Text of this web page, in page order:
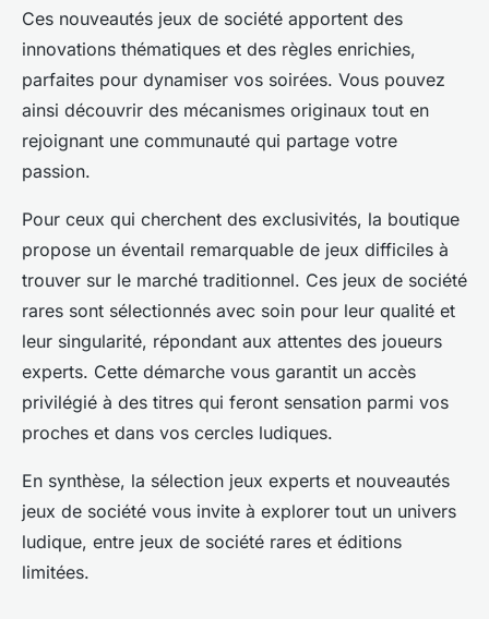
Ces nouveautés jeux de société apportent des
innovations thématiques et des règles enrichies,
parfaites pour dynamiser vos soirées. Vous pouvez
ainsi découvrir des mécanismes originaux tout en
rejoignant une communauté qui partage votre
passion.
Pour ceux qui cherchent des exclusivités, la boutique
propose un éventail remarquable de jeux difficiles à
trouver sur le marché traditionnel. Ces jeux de société
rares sont sélectionnés avec soin pour leur qualité et
leur singularité, répondant aux attentes des joueurs
experts. Cette démarche vous garantit un accès
privilégié à des titres qui feront sensation parmi vos
proches et dans vos cercles ludiques.
En synthèse, la sélection jeux experts et nouveautés
jeux de société vous invite à explorer tout un univers
ludique, entre jeux de société rares et éditions
limitées.